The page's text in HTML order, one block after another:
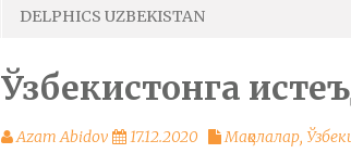
DELPHICS UZBEKISTAN
Ўзбекистонга
Azam Abidov 17.12.2020 Мақолалар,